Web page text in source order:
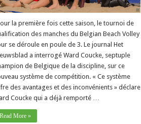
la première fois cette saison, le tournoi de
des manches du Belgian Beach Volley
se déroule en poule de 3. Le journal Het
a interrogé Ward Coucke, septuple
de Belgique de la discipline, sur ce
système de compétition. « Ce système
des avantages et des inconvénients » déclare
Coucke qui a déjà remporté …
Read More »